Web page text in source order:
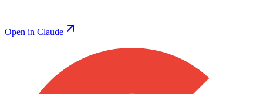
Open in Claude